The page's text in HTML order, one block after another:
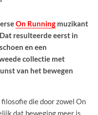
On Running muzikant
resulteerde eerst in
en een
collectie met
van het bewegen
die door zowel On
dat beweging meer is